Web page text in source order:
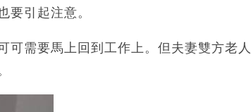
要引起注意。
可需要馬上回到工作上。但夫妻雙方老人